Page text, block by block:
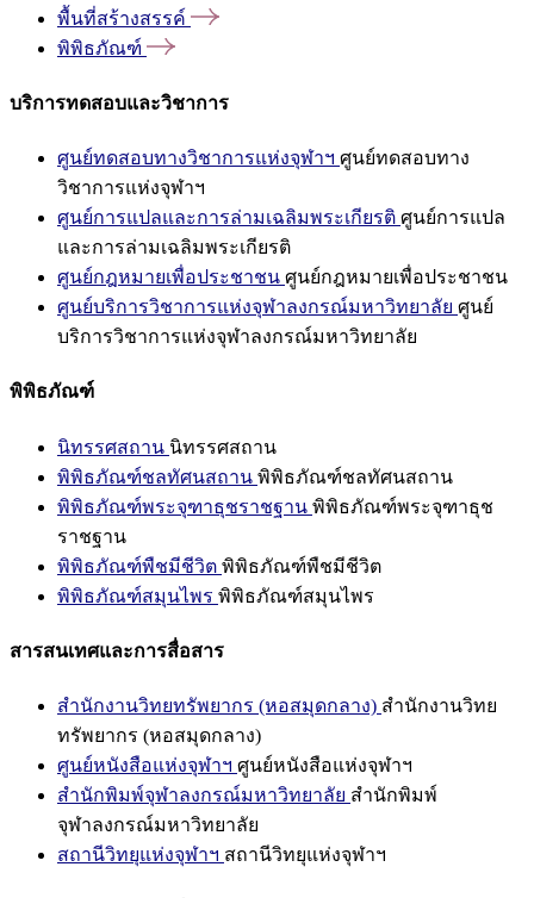
พื้นที่สร้างสรรค์
พิพิธภัณฑ์
บริการทดสอบและวิชาการ
ศูนย์ทดสอบทางวิชาการแห่งจุฬาฯ ศูนย์ทดสอบทาง
วิชาการแห่งจุฬาฯ
ศูนย์การแปลและการล่ามเฉลิมพระเกียรติ ศูนย์การแปล
และการล่ามเฉลิมพระเกียรติ
ศูนย์กฎหมายเพื่อประชาชน ศูนย์กฎหมายเพื่อประชาชน
ศูนย์บริการวิชาการแห่งจุฬาลงกรณ์มหาวิทยาลัย ศูนย์
บริการวิชาการแห่งจุฬาลงกรณ์มหาวิทยาลัย
พิพิธภัณฑ์
นิทรรศสถาน นิทรรศสถาน
พิพิธภัณฑ์ชลทัศนสถาน พิพิธภัณฑ์ชลทัศนสถาน
พิพิธภัณฑ์พระจุฑาธุชราชฐาน พิพิธภัณฑ์พระจุฑาธุช
ราชฐาน
พิพิธภัณฑ์พืชมีชีวิต พิพิธภัณฑ์พืชมีชีวิต
พิพิธภัณฑ์สมุนไพร พิพิธภัณฑ์สมุนไพร
สารสนเทศและการสื่อสาร
สำนักงานวิทยทรัพยากร (หอสมุดกลาง) สำนักงานวิทย
ทรัพยากร (หอสมุดกลาง)
ศูนย์หนังสือแห่งจุฬาฯ ศูนย์หนังสือแห่งจุฬาฯ
สำนักพิมพ์จุฬาลงกรณ์มหาวิทยาลัย สำนักพิมพ์
จุฬาลงกรณ์มหาวิทยาลัย
สถานีวิทยุแห่งจุฬาฯ สถานีวิทยุแห่งจุฬาฯ